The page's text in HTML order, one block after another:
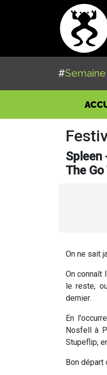
#
Spleen
The
On ne sait
On connaît
le reste,
dernier.
En
Nosfell à
Stupeflip,
Bon départ